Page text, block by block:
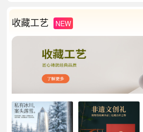
收藏工艺 NEW